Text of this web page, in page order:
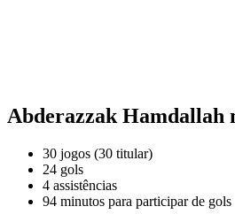
Abderazzak Hamdallah
30 jogos (30 titular)
24 gols
4 assistências
94 minutos para participar de gols